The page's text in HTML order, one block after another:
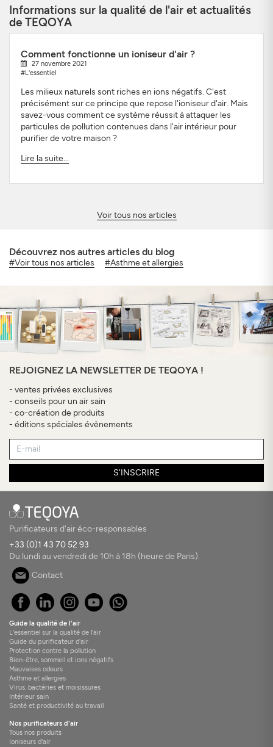
Informations sur la qualité de l'air et actualités
de TEQOYA
Comment fonctionne un ioniseur d'air ?
27 novembre 2021
#L'essentiel
Les milieux naturels sont riches en ions négatifs. C'est
précisément sur ce principe que repose l'ioniseur d'air. Mais
savez-vous comment ce système réussit à attaquer les
particules de pollution contenues dans l'air intérieur pour
purifier de votre maison ?
Lire la suite...
Voir tous nos articles
Découvrez nos autres articles du blog
#Voir tous nos articles #Asthme et allergies
REJOIGNEZ LA NEWSLETTER DE TEQOYA !
- ventes privées exclusives
- conseils pour un air sain
- co-création de produits
- éditions spéciales évènements
S'INSCRIRE
Purificateurs d'air éco-responsables
+33 (0)1 43 70 52 93
Du lundi au vendredi de 10h à 18h (heure de Paris).
Contact
Guide la qualité de l'air
L'essentiel sur la qualité de l'air
Guide du purificateur d'air
Protection contre la pollution
Bien-être, sommeil et ions négatifs
Mauvaises odeurs
Asthme et allergies
Virus, bactéries et moisissures
Intérieur sain
Santé et productivité au travail
Nos purificateurs d'air
Tous nos produits
Ioniseurs d'air